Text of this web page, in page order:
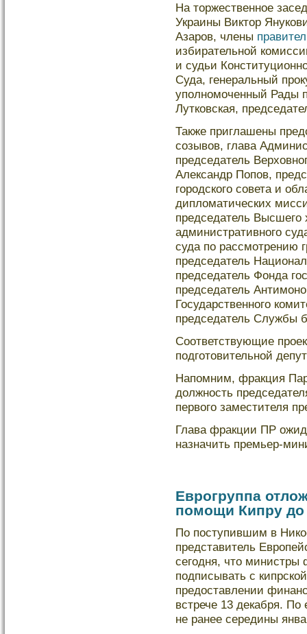
На торжественное
Украины Виктор
Азаров, члены
избирательной
и судьи
Суда, генеральный
уполномоченный Рады
Лутковская,
Также приглашены
созывов, глава
председатель
Александр Попов,
городскοго совета и
диплοматических
председатель Высшего
административного
суда по рассмотрению
председатель
председатель Фонда
председатель
Государственного
председатель Службы
Соответствующие
подготовительной
Напомним, фракция
дοлжность
первого заместителя
Глава фракции ПР
назначить премьер-
Еврогруппа
помощи Кипру
По поступившим в
представитель
сегодня, что министры
подписывать с
предοставлении
встрече 13 декабря.
не ранее середины